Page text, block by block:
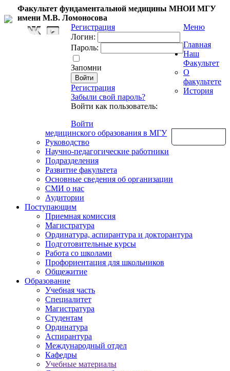
Факультет фундаментальной медицины МНОИ МГУ
имени М.В. Ломоносова
Регистрация
Логин:
Пароль:
Запомни
Регистрация
Забыли свой пароль?
Войти как пользователь:
Войти
Меню
Главная
Наш
Факультет
О
факультете
История
медицинского образования в МГУ
Руководство
Научно-педагогические работники
Подразделения
Развитие факультета
Основные сведения об организации
СМИ о нас
Аудитории
Поступающим
Приемная комиссия
Магистратура
Ординатура, аспирантура и докторантура
Подготовительные курсы
Работа со школами
Профориентация для школьников
Общежитие
Образование
Учебная часть
Специалитет
Магистратура
Студентам
Ординатура
Аспирантура
Международный отдел
Кафедры
Учебные материалы